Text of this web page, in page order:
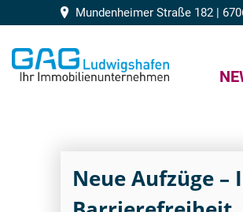
Mundenheimer Straße 182 |
Neue Aufzüge